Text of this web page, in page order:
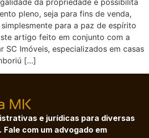
da propriedade e possibilita
pleno, seja para fins de venda,
para a paz de espírito
artigo feito em conjunto com a
SC Imóveis, especializados em casas
[…]
e jurídicas para diversas
com um advogado em